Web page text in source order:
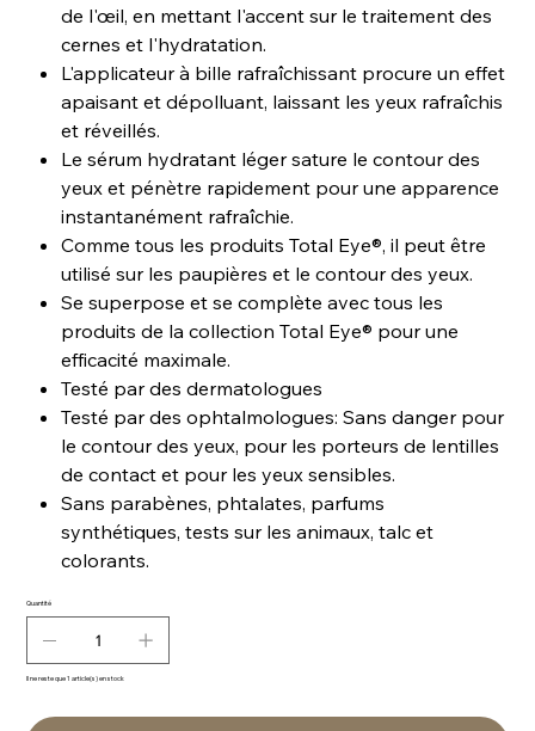
de l'œil, en mettant l'accent sur le traitement des
cernes et l'hydratation.
L'applicateur à bille rafraîchissant procure un effet
apaisant et dépolluant, laissant les yeux rafraîchis
et réveillés.
Le sérum hydratant léger sature le contour des
yeux et pénètre rapidement pour une apparence
instantanément rafraîchie.
Comme tous les produits Total Eye®, il peut être
utilisé sur les paupières et le contour des yeux.
Se superpose et se complète avec tous les
produits de la collection Total Eye® pour une
efficacité maximale.
Testé par des dermatologues
Testé par des ophtalmologues: Sans danger pour
le contour des yeux, pour les porteurs de lentilles
de contact et pour les yeux sensibles.
Sans parabènes, phtalates, parfums
synthétiques, tests sur les animaux, talc et
colorants.
Quantité
Il ne reste que 1 article(s) en stock